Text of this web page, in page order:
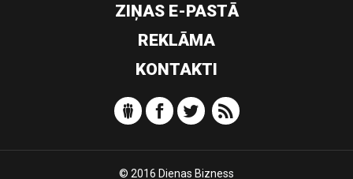
ZIŅAS E-PASTĀ
REKLĀMA
KONTAKTI
© 2016 Dienas Bizness